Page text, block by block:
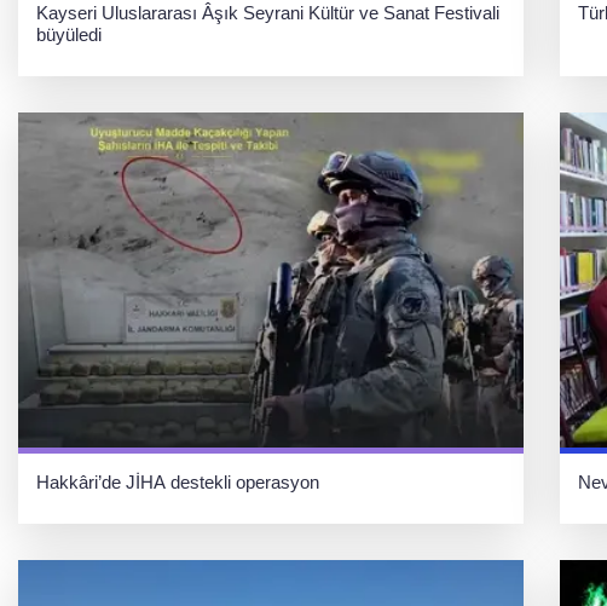
Kayseri Uluslararası Âşık Seyrani Kültür ve Sanat Festivali
büyüledi
Hakkâri’de JİHA destekli operasyon